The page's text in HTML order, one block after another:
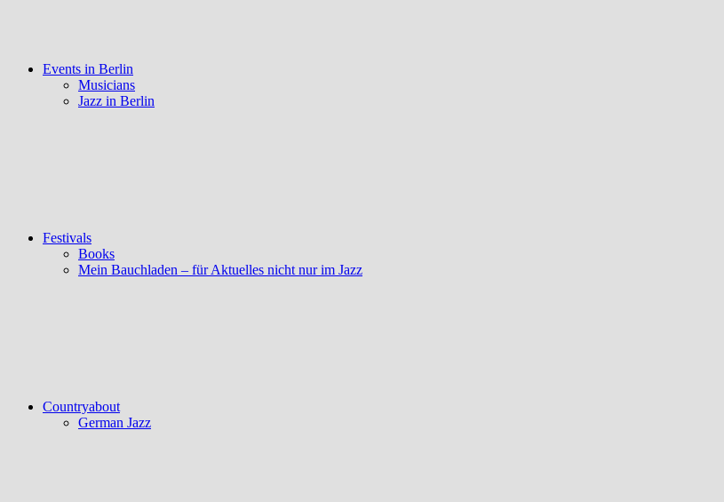
Events in Berlin
Musicians
Jazz in Berlin
Festivals
Books
Mein Bauchladen – für Aktuelles nicht nur im Jazz
Countryabout
German Jazz